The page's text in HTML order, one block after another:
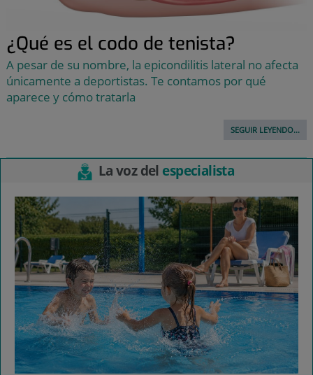
¿Qué es el codo de tenista?
A pesar de su nombre, la epicondilitis lateral no afecta
únicamente a deportistas. Te contamos por qué
aparece y cómo tratarla
SEGUIR LEYENDO...
La voz del especialista